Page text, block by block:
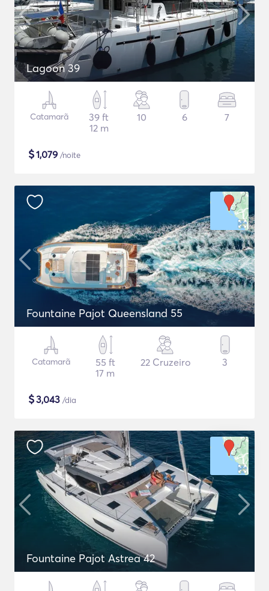
Lagoon 39
Catamarã
39 ft
12 m
10 6 7
$1,079 /noite
Fountaine Pajot Queensland 55
Catamarã
55 ft
17 m
22 Cruzeiro 3
$3,043 /dia
Fountaine Pajot Astrea 42